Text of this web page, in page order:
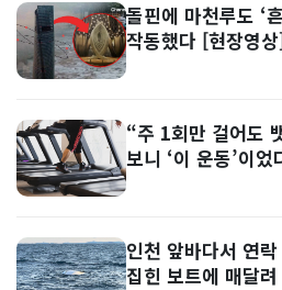
돌핀에 마천루도 ‘
작동했다 [현장영
“주 1회만 걸어도
보니 ‘이 운동’이었
인천 앞바다서 연
집힌 보트에 매달